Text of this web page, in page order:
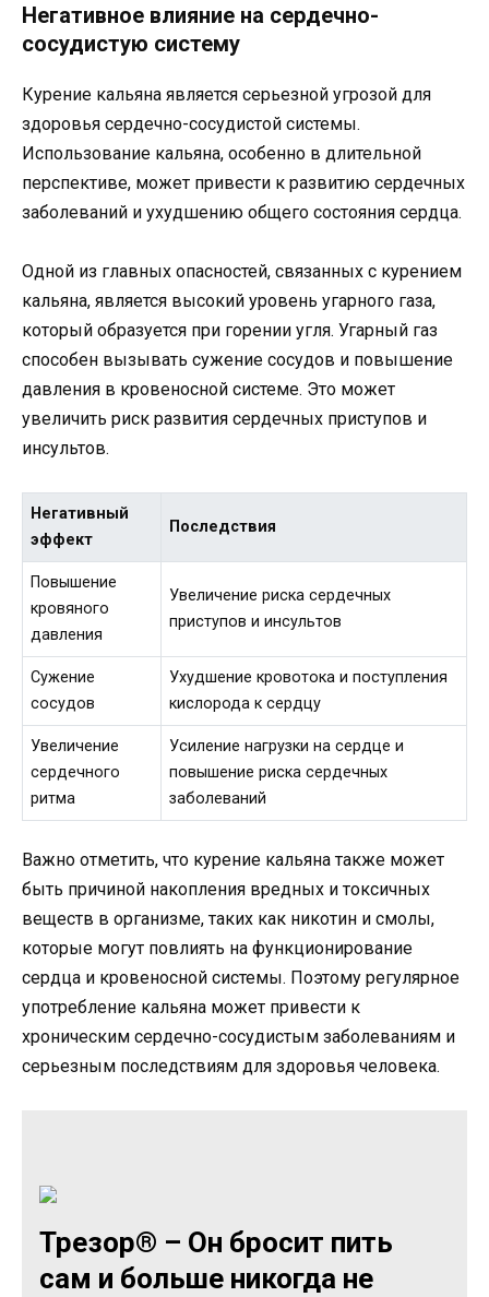
Негативное влияние на сердечно-
сосудистую систему
Курение кальяна является серьезной угрозой для
здоровья сердечно-сосудистой системы.
Использование кальяна, особенно в длительной
перспективе, может привести к развитию сердечных
заболеваний и ухудшению общего состояния сердца.
Одной из главных опасностей, связанных с курением
кальяна, является высокий уровень угарного газа,
который образуется при горении угля. Угарный газ
способен вызывать сужение сосудов и повышение
давления в кровеносной системе. Это может
увеличить риск развития сердечных приступов и
инсультов.
Негативный
эффект
Последствия
Повышение
кровяного
давления
Увеличение риска сердечных
приступов и инсультов
Сужение
сосудов
Ухудшение кровотока и поступления
кислорода к сердцу
Увеличение
сердечного
ритма
Усиление нагрузки на сердце и
повышение риска сердечных
заболеваний
Важно отметить, что курение кальяна также может
быть причиной накопления вредных и токсичных
веществ в организме, таких как никотин и смолы,
которые могут повлиять на функционирование
сердца и кровеносной системы. Поэтому регулярное
употребление кальяна может привести к
хроническим сердечно-сосудистым заболеваниям и
серьезным последствиям для здоровья человека.
Трезор® – Он бросит пить
сам и больше никогда не